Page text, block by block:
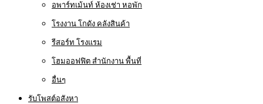
อพาร์ทเม้นท์ ห้องเช่า หอพัก
โรงงาน โกดัง คลังสินค้า
รีสอร์ท โรงแรม
โฮมออฟฟิต สำนักงาน พื้นที่
อื่นๆ
รับโพสต์อสังหา